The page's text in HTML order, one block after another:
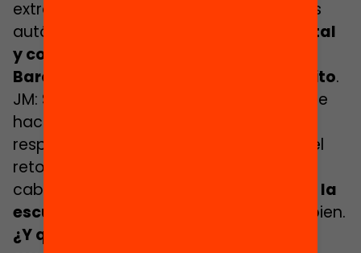
extranjero como en otras comunidades
autónomas; lo que
si tal
y como lo habíamos planteado en
Barcelona podía ser un recurso de éxito.
JM: Se trataba de ver si realmente lo que
hacemos en la escuela está dando
respuesta a este gran objetivo que es el
retorno al sistema educativo y, al fin al
cabo, de
validar si el primer diseño de la
escuela funcionaba
suficientemente bien.
¿Y qué habéis aprendido gracias a la